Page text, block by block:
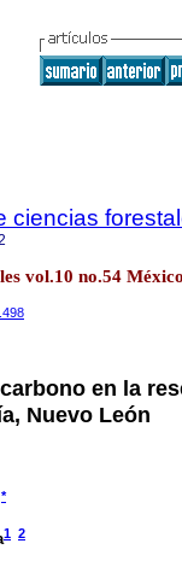
ciencias
vol.10 no.54
en la
Nuevo León
*
1 2